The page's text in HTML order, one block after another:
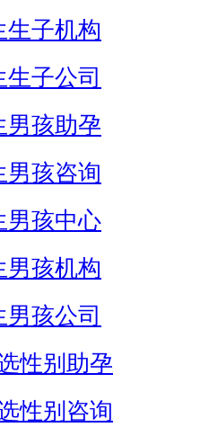
生子机构
子公司
男孩助孕
男孩咨询
男孩中心
男孩机构
孩公司
性别助孕
性别咨询